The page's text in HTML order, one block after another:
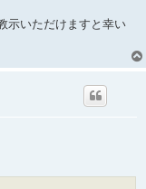
示いただけますと幸い